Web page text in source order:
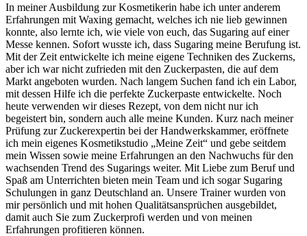
In meiner Ausbildung zur Kosmetikerin habe ich unter anderem
Erfahrungen mit Waxing gemacht, welches ich nie lieb gewinnen
konnte, also lernte ich, wie viele von euch, das Sugaring auf einer
Messe kennen. Sofort wusste ich, dass Sugaring meine Berufung ist.
Mit der Zeit entwickelte ich meine eigene Techniken des Zuckerns,
aber ich war nicht zufrieden mit den Zuckerpasten, die auf dem
Markt angeboten wurden. Nach langem Suchen fand ich ein Labor,
mit dessen Hilfe ich die perfekte Zuckerpaste entwickelte. Noch
heute verwenden wir dieses Rezept, von dem nicht nur ich
begeistert bin, sondern auch alle meine Kunden. Kurz nach meiner
Prüfung zur Zuckerexpertin bei der Handwerkskammer, eröffnete
ich mein eigenes Kosmetikstudio „Meine Zeit“ und gebe seitdem
mein Wissen sowie meine Erfahrungen an den Nachwuchs für den
wachsenden Trend des Sugarings weiter. Mit Liebe zum Beruf und
Spaß am Unterrichten bieten mein Team und ich sogar Sugaring
Schulungen in ganz Deutschland an. Unsere Trainer wurden von
mir persönlich und mit hohen Qualitätsansprüchen ausgebildet,
damit auch Sie zum Zuckerprofi werden und von meinen
Erfahrungen profitieren können.